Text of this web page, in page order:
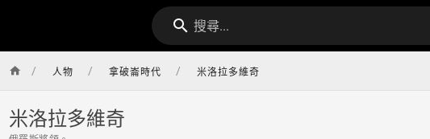
搜尋...
/ 人物 / 拿破崙時代 / 米洛拉多維奇
米洛拉多維奇